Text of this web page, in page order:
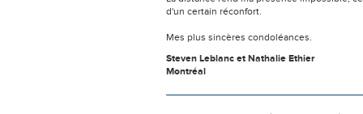
d'un certain réconfort.
Mes plus sincères condoléances.
Steven Leblanc et Nathalie Ethier
Montréal